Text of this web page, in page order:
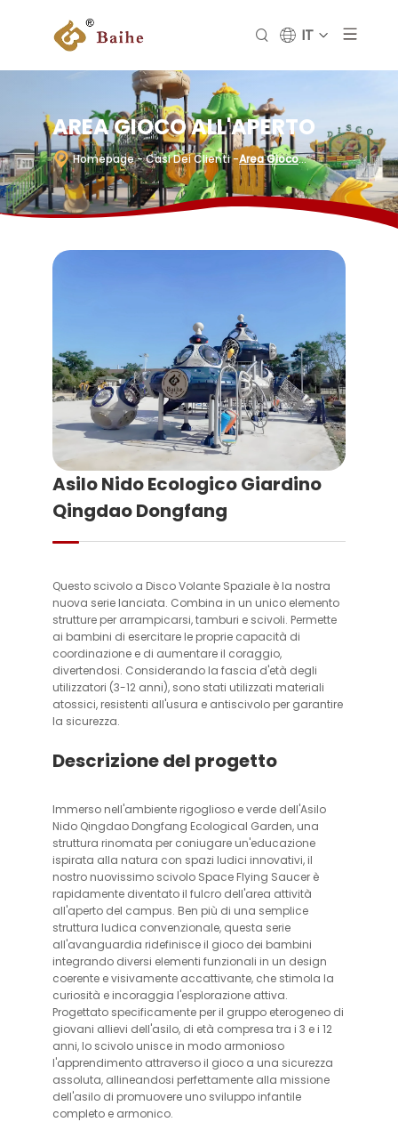
IT
AREA GIOCO ALL'APERTO
Homepage- Casi Dei Clienti -Area Gioco
All'Aperto
Asilo Nido Ecologico Giardino
Qingdao Dongfang
Questo scivolo a Disco Volante Spaziale è la nostra
nuova serie lanciata. Combina in un unico elemento
strutture per arrampicarsi, tamburi e scivoli. Permette
ai bambini di esercitare le proprie capacità di
coordinazione e di aumentare il coraggio,
divertendosi. Considerando la fascia d'età degli
utilizzatori (3-12 anni), sono stati utilizzati materiali
atossici, resistenti all'usura e antiscivolo per garantire
la sicurezza.
Descrizione del progetto
Immerso nell'ambiente rigoglioso e verde dell'Asilo
Nido Qingdao Dongfang Ecological Garden, una
struttura rinomata per coniugare un'educazione
ispirata alla natura con spazi ludici innovativi, il
nostro nuovissimo scivolo Space Flying Saucer è
rapidamente diventato il fulcro dell'area attività
all'aperto del campus. Ben più di una semplice
struttura ludica convenzionale, questa serie
all'avanguardia ridefinisce il gioco dei bambini
integrando diversi elementi funzionali in un design
coerente e visivamente accattivante, che stimola la
curiosità e incoraggia l'esplorazione attiva.
Progettato specificamente per il gruppo eterogeneo di
giovani allievi dell'asilo, di età compresa tra i 3 e i 12
anni, lo scivolo unisce in modo armonioso
l'apprendimento attraverso il gioco a una sicurezza
assoluta, allineandosi perfettamente alla missione
dell'asilo di promuovere uno sviluppo infantile
completo e armonico.